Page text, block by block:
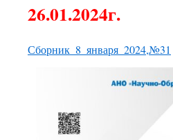
26.01.2024г.
Сборник_8_января_2024,№31